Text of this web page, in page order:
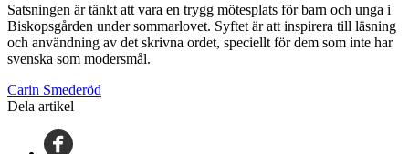
Satsningen är tänkt att vara en trygg mötesplats för barn och unga i
Biskopsgården under sommarlovet. Syftet är att inspirera till läsning
och användning av det skrivna ordet, speciellt för dem som inte har
svenska som modersmål.
Carin Smederöd
Dela artikel